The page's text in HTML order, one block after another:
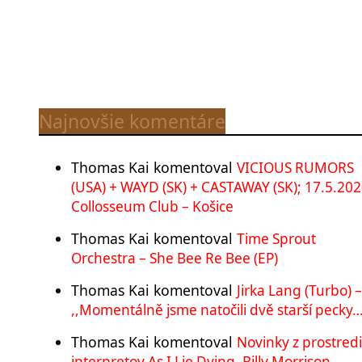
Najnovšie komentáre
Thomas Kai komentoval VICIOUS RUMORS
(USA) + WAYD (SK) + CASTAWAY (SK);
Collosseum Club – Košice
Thomas Kai komentoval Time Sprout
Orchestra – She Bee Re Bee (EP)
Thomas Kai komentoval Jirka Lang (Turbo) –
,,Momentálně jsme natočili dvě starší
Thomas Kai komentoval Novinky z